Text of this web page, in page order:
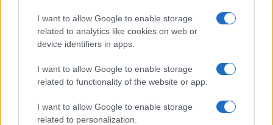
I want to allow Google to enable storage
related to analytics like cookies on web or
device identifiers in apps.
I want to allow Google to enable storage
related to functionality of the website or app.
I want to allow Google to enable storage
related to personalization.